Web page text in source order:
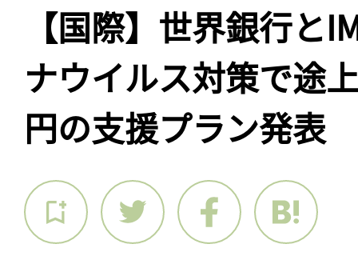
【国際】世界銀行と
ナウイルス対策で途
円の支援プラン発表